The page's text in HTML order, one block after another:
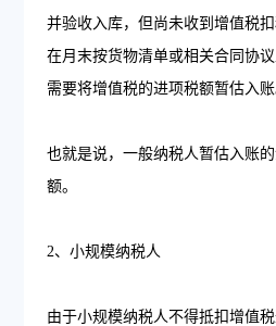
并验收入库，但尚未收到增值税
在月末按货物清单或相关合同协
需要将增值税的进项税额暂估入账
也就是说，一般纳税人暂估入账
额。
2、小规模纳税人
由于小规模纳税人不得抵扣增值